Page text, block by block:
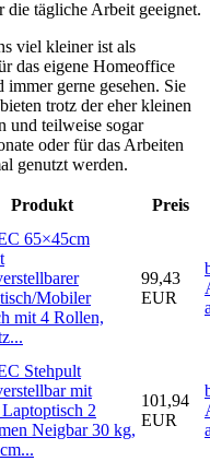
die tägliche Arbeit geeignet.
viel kleiner ist als
das eigene Homeoffice
gerne gesehen. Sie
trotz der eher kleinen
und teilweise sogar
oder für das Arbeiten
genutzt werden.
Produkt Preis
65×45cm
Mobiler
mit 4 Rollen,
99,43
EUR
Stehpult
mit
2
Neigbar 30 kg,
101,94
EUR